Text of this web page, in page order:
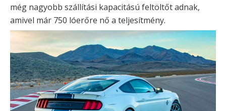
még nagyobb szállítási kapacitású feltöltőt adnak,
amivel már 750 lóerőre nő a teljesítmény.